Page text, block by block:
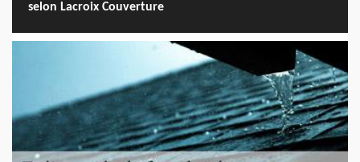
selon Lacroix Couverture